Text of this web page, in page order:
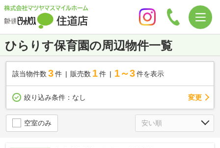
ひらりす保育園の周辺物件一覧
該当物件数 3件 販売数 1 件 1～3 件を表示
絞り込み条件： なし 変更
空室のみ